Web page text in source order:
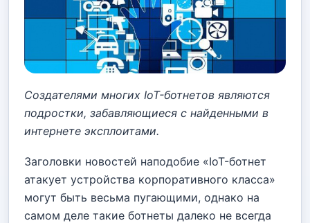
Создателями многих IoT-ботнетов являются
подростки, забавляющиеся с найденными в
интернете эксплоитами.
Заголовки новостей наподобие «IoT-ботнет
атакует устройства корпоративного класса»
могут быть весьма пугающими, однако на
самом деле такие ботнеты далеко не всегда